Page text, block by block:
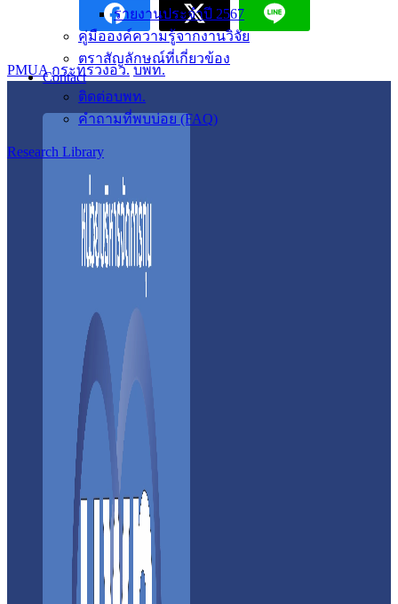
รายงานประจำปี 2567
คู่มือองค์ความรู้จากงานวิจัย
ตราสัญลักษณ์ที่เกี่ยวข้อง
Contact
ติดต่อบพท.
คำถามที่พบบ่อย (FAQ)
Research Library
PMUA กระทรวงอว. บพท.